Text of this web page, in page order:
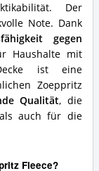
Der
Note. Dank
gegen
Haushalte mit
ist eine
Zoeppritz
Qualität, die
auch für die
Fleece?